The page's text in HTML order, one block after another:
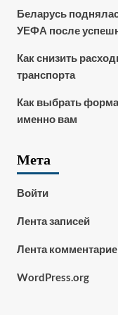
Беларусь
УЕФА после
Как снизить
транспорта
Как выбрать
именно вам
Мета
Войти
Лента записей
Лента
WordPress.org